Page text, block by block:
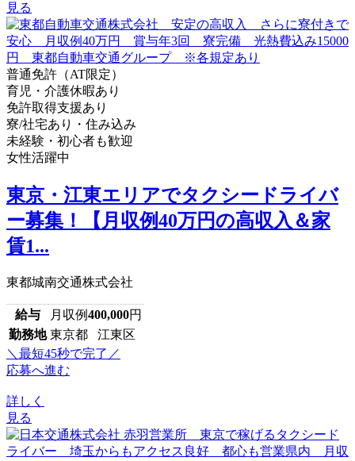
見る
普通免許（AT限定）
育児・介護休暇あり
免許取得支援あり
寮/社宅あり・住み込み
未経験・初心者も歓迎
女性活躍中
東京・江東エリアでタクシードライバ
ー募集！【月収例40万円の高収入＆家
賃1...
東都城南交通株式会社
給与 月収例400,000円
勤務地 東京都 江東区
＼最短45秒で完了／
応募へ進む
詳しく
見る